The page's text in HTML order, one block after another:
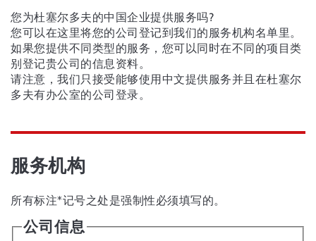
您为杜塞尔多夫的中国企业提供服务吗?
您可以在这里将您的公司登记到我们的服务机构名单里。
如果您提供不同类型的服务，您可以同时在不同的项目类
别登记贵公司的信息资料。
请注意，我们只接受能够使用中文提供服务并且在杜塞尔
多夫有办公室的公司登录。
服务机构
所有标注*记号之处是强制性必须填写的。
公司信息